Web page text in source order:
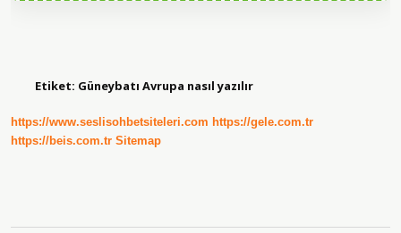
Etiket: Güneybatı Avrupa nasıl yazılır
https://www.seslisohbetsiteleri.com https://gele.com.tr
https://beis.com.tr Sitemap